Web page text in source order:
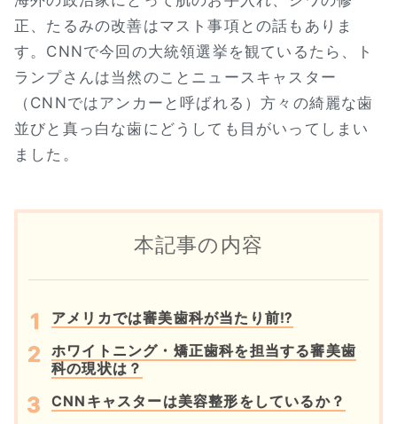
正、たるみの改善はマスト事項との話もありま
す。CNNで今回の大統領選挙を観ているたら、ト
ランプさんは当然のことニュースキャスター
（CNNではアンカーと呼ばれる）方々の綺麗な歯
並びと真っ白な歯にどうしても目がいってしまい
ました。
本記事の内容
アメリカでは審美歯科が当たり前⁉
ホワイトニング・矯正歯科を担当する審美歯
科の現状は？
CNNキャスターは美容整形をしているか？